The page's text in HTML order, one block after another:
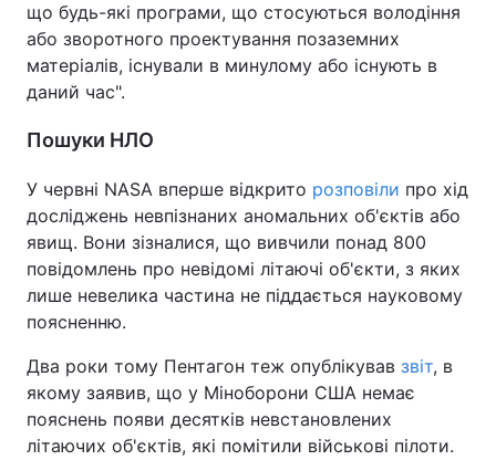
що будь-які програми, що стосуються володіння
або зворотного проектування позаземних
матеріалів, існували в минулому або існують в
даний час".
Пошуки НЛО
У червні NASA вперше відкрито розповіли про хід
досліджень невпізнаних аномальних об'єктів або
явищ. Вони зізналися, що вивчили понад 800
повідомлень про невідомі літаючі об'єкти, з яких
лише невелика частина не піддається науковому
поясненню.
Два роки тому Пентагон теж опублікував звіт, в
якому заявив, що у Міноборони США немає
пояснень появи десятків невстановлених
літаючих об'єктів, які помітили військові пілоти.